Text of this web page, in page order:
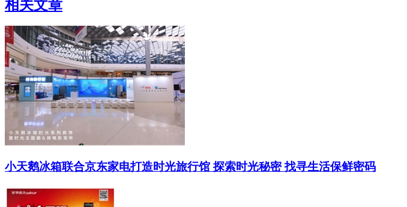
相关文章
小天鹅冰箱联合京东家电打造时光旅行馆 探索时光秘密 找寻生活保鲜密码